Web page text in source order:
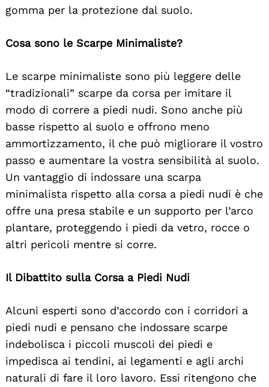
gomma per la protezione dal suolo.
Cosa sono le Scarpe Minimaliste?
Le scarpe minimaliste sono più leggere delle
“tradizionali” scarpe da corsa per imitare il
modo di correre a piedi nudi. Sono anche più
basse rispetto al suolo e offrono meno
ammortizzamento, il che può migliorare il vostro
passo e aumentare la vostra sensibilità al suolo.
Un vantaggio di indossare una scarpa
minimalista rispetto alla corsa a piedi nudi è che
offre una presa stabile e un supporto per l’arco
plantare, proteggendo i piedi da vetro, rocce o
altri pericoli mentre si corre.
Il Dibattito sulla Corsa a Piedi Nudi
Alcuni esperti sono d’accordo con i corridori a
piedi nudi e pensano che indossare scarpe
indebolisca i piccoli muscoli dei piedi e
impedisca ai tendini, ai legamenti e agli archi
naturali di fare il loro lavoro. Essi ritengono che